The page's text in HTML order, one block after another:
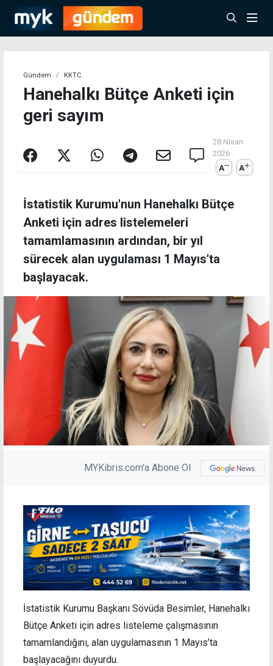
Gündem KKTC
Hanehalkı Bütçe Anketi için
geri sayım
28 Nisan
2026
A
A
İstatistik Kurumu'nun Hanehalkı Bütçe
Anketi için adres listelemeleri
tamamlamasının ardından, bir yıl
sürecek alan uygulaması 1 Mayıs'ta
başlayacak.
MYKibris.com'a Abone Ol
İstatistik Kurumu Başkanı Sövüda Besimler, Hanehalkı
Bütçe Anketi için adres listeleme çalışmasının
tamamlandığını, alan uygulamasının 1 Mayıs’ta
başlayacağını duyurdu.